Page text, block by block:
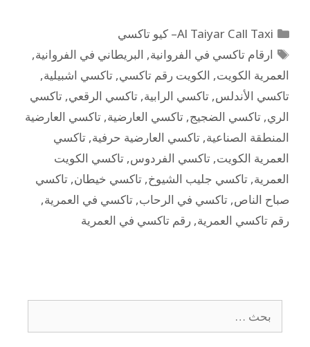
Al Taiyar Call Taxi– كيو تاكسي
ارقام تاكسي في الفروانية, البريطاني في الفروانية,
العمرية الكويت, الكويت رقم تاكسي, تاكسي اشبيلية,
تاكسي الأندلس, تاكسي الرابية, تاكسي الرقعي, تاكسي
الري, تاكسي الضجيج, تاكسي العارضية, تاكسي العارضية
المنطقة الصناعية, تاكسي العارضية حرفية, تاكسي
العمرية الكويت, تاكسي الفردوس, تاكسي الكويت
العمرية, تاكسي جليب الشيوخ, تاكسي خيطان, تاكسي
صباح الناص, تاكسي في الرحاب, تاكسي في العمرية,
رقم تاكسي العمرية, رقم تاكسي في العمرية